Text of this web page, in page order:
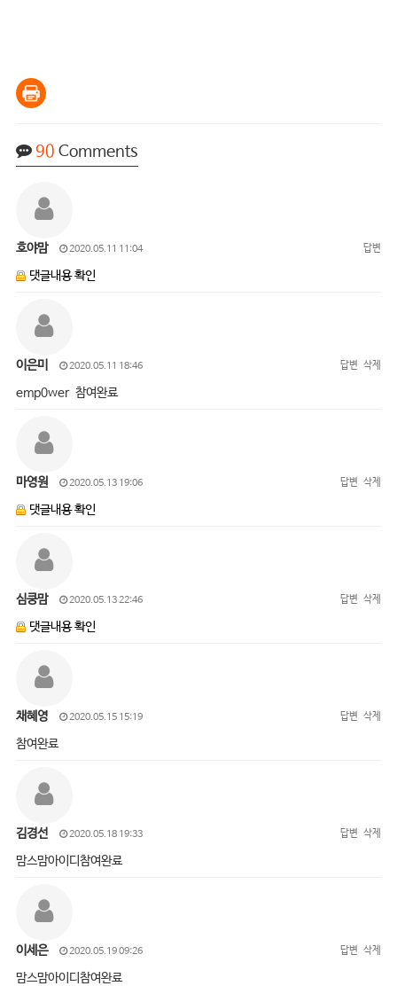
90 Comments
호야맘 2020.05.11 11:04 답변
댓글내용 확인
이은미 2020.05.11 18:46 답변 삭제
emp0wer 참여완료
마영원 2020.05.13 19:06 답변 삭제
댓글내용 확인
심쿵맘 2020.05.13 22:46 답변 삭제
댓글내용 확인
채혜영 2020.05.15 15:19 답변 삭제
참여완료
김경선 2020.05.18 19:33 답변 삭제
맘스맘아이디참여완료
이세은 2020.05.19 09:26 답변 삭제
맘스맘아이디참여완료